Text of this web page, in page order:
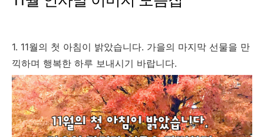
1. 11월의 첫 아침이 밝았습니다. 가을의 마지막 선물을 만
끽하며 행복한 하루 보내시기 바랍니다.